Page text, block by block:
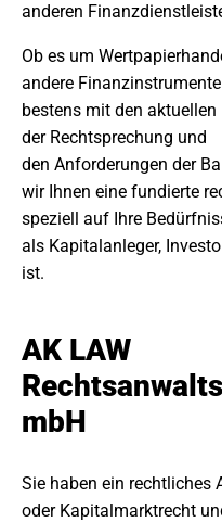
anderen
Ob es um
andere
bestens mit den
der Rechtsprechung und
den Anforderungen der
wir Ihnen eine fundierte
speziell auf Ihre
als Kapitalanleger,
ist.
AK LAW
mbH
Sie haben ein rechtliches
oder Kapitalmarktrecht